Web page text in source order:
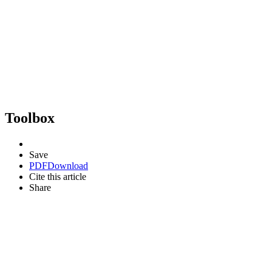
Toolbox
Save
PDFDownload
Cite this article
Share